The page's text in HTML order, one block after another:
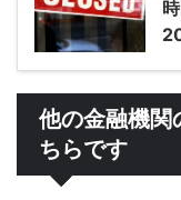
他の金融機関
ちらです